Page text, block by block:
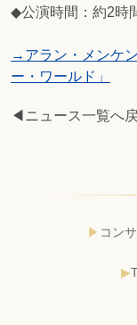
◆公演時間：約2時
→アラン・メンケ
ー・ワールド」
◀ニュース一覧へ
コン